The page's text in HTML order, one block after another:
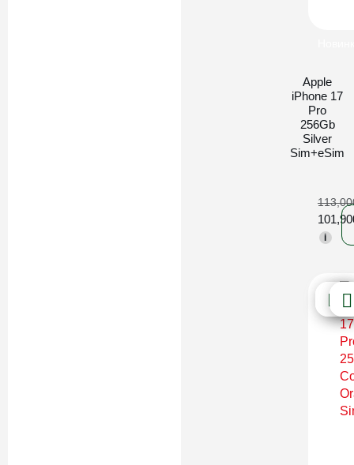
Apple
iPhone 17
Pro
256Gb
Silver
Sim+eSim
i